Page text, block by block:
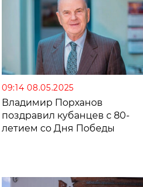
09:14 08.05.2025
Владимир Порханов
поздравил кубанцев с 80-
летием со Дня Победы